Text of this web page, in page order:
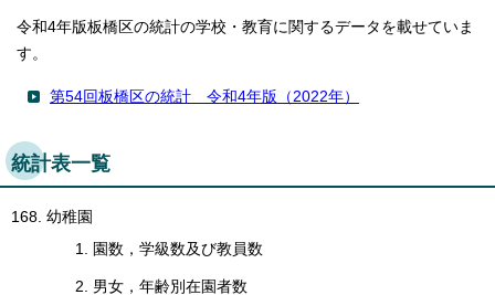
令和4年版板橋区の統計の学校・教育に関するデータを載せていま
す。
第54回板橋区の統計 令和4年版（2022年）
統計表一覧
幼稚園
園数，学級数及び教員数
男女，年齢別在園者数